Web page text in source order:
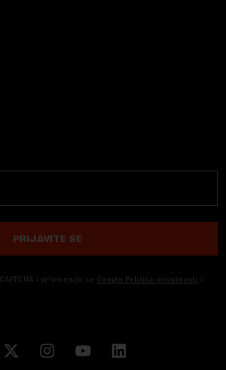
PRIJAVITE SE
i primenjuju se Google Politika privatnosti i